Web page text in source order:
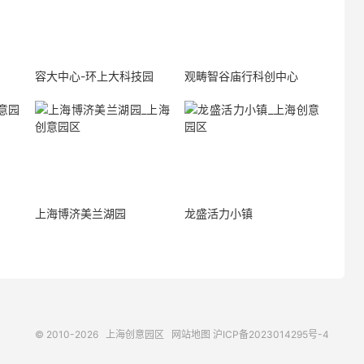
容大中心-环上大科技园 观畴智谷庙行科创中心
上海博济美兰湖园 龙盛活力小镇
© 2010-2026 上海创意园区 网站地图 沪ICP备2023014295号-4